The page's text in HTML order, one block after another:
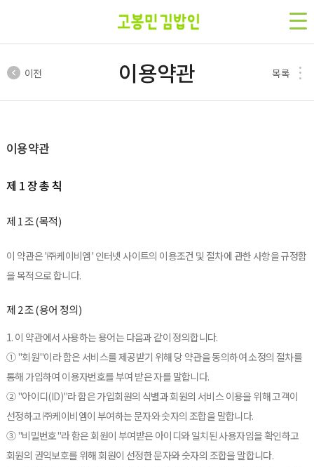
이전 이용약관 목록
이용약관
제 1 장 총 칙
제 1 조 (목적)
이 약관은 '㈜케이비엠' 인터넷 사이트의 이용조건 및 절차에 관한 사항을 규정함
을 목적으로 합니다.
제 2 조 (용어 정의)
1. 이 약관에서 사용하는 용어는 다음과 같이 정의합니다.
① "회원"이라 함은 서비스를 제공받기 위해 당 약관을 동의하여 소정의 절차를
통해 가입하여 이용자번호를 부여 받은 자를 말합니다.
② "아이디(ID)"라 함은 가입회원의 식별과 회원의 서비스 이용을 위해 고객이
선정하고 ㈜케이비엠이 부여하는 문자와 숫자의 조합을 말합니다.
③ "비밀번호"라 함은 회원이 부여받은 아이디와 일치된 사용자임을 확인하고
회원의 권익보호를 위해 회원이 선정한 문자와 숫자의 조합을 말합니다.